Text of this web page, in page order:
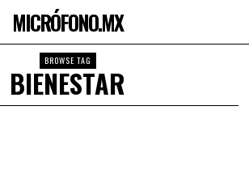
MICRÓFONO.MX
BROWSE TAG
BIENESTAR